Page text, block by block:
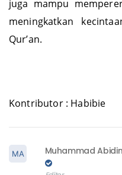
juga mampu
meningkatkan
Qur’an.
Kontributor : Habibie
Muhammad Abidin